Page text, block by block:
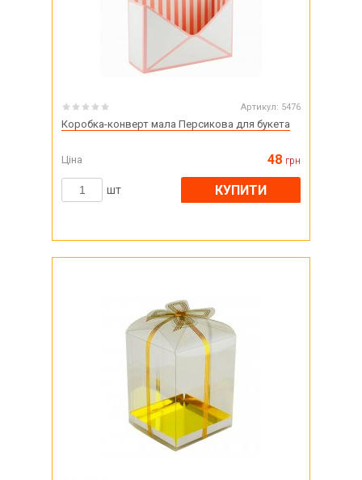
Артикул: 5476
Коробка-конверт мала Персикова для букета
Ціна 48 грн
шт КУПИТИ